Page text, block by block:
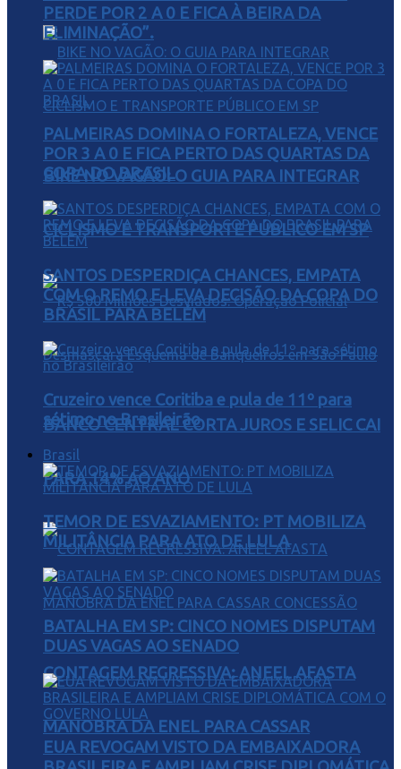
BIKE NO VAGÃO: O GUIA PARA INTEGRAR
CICLISMO E TRANSPORTE PÚBLICO EM SP
BANCO CENTRAL CORTA JUROS E SELIC CAI
PARA 14% AO ANO
CONTAGEM REGRESSIVA: ANEEL AFASTA
MANOBRA DA ENEL PARA CASSAR
PERDE POR 2 A 0 E FICA À BEIRA DA
ELIMINAÇÃO”.
PALMEIRAS DOMINA O FORTALEZA, VENCE
POR 3 A 0 E FICA PERTO DAS QUARTAS DA
COPA DO BRASIL
SANTOS DESPERDIÇA CHANCES, EMPATA
COM O REMO E LEVA DECISÃO DA COPA DO
BRASIL PARA BELÉM
Cruzeiro vence Coritiba e pula de 11º para
sétimo no Brasileirão
Brasil
TEMOR DE ESVAZIAMENTO: PT MOBILIZA
MILITÂNCIA PARA ATO DE LULA
BATALHA EM SP: CINCO NOMES DISPUTAM
DUAS VAGAS AO SENADO
EUA REVOGAM VISTO DA EMBAIXADORA